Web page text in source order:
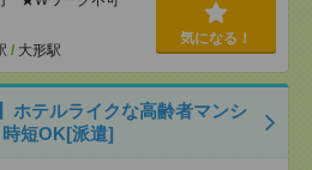
/ 大形駅
気になる！
ホテルライクな高齢者マンシ
短OK[派遣]